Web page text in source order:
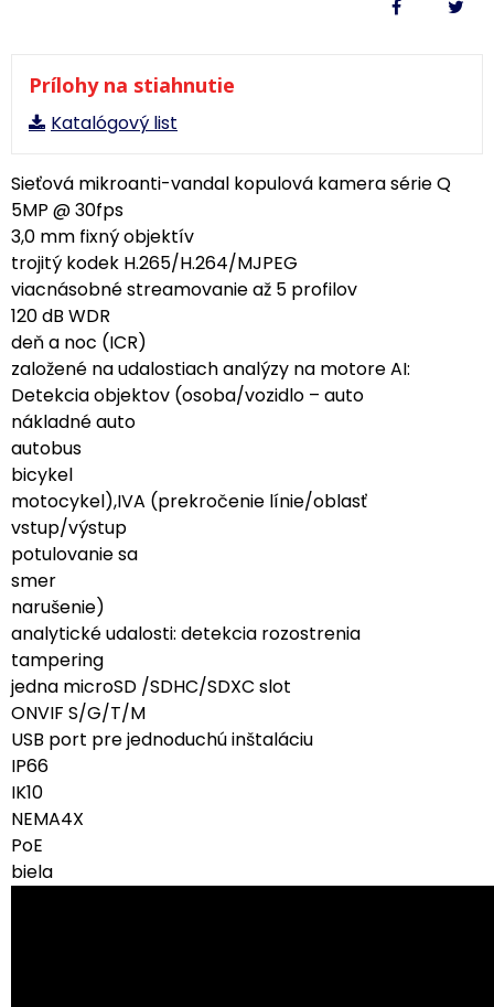
Prílohy na stiahnutie
Katalógový list
Sieťová mikroanti-vandal kopulová kamera série Q
5MP @ 30fps
3,0 mm fixný objektív
trojitý kodek H.265/H.264/MJPEG
viacnásobné streamovanie až 5 profilov
120 dB WDR
deň a noc (ICR)
založené na udalostiach analýzy na motore AI:
Detekcia objektov (osoba/vozidlo – auto
nákladné auto
autobus
bicykel
motocykel),IVA (prekročenie línie/oblasť
vstup/výstup
potulovanie sa
smer
narušenie)
analytické udalosti: detekcia rozostrenia
tampering
jedna microSD /SDHC/SDXC slot
ONVIF S/G/T/M
USB port pre jednoduchú inštaláciu
IP66
IK10
NEMA4X
PoE
biela